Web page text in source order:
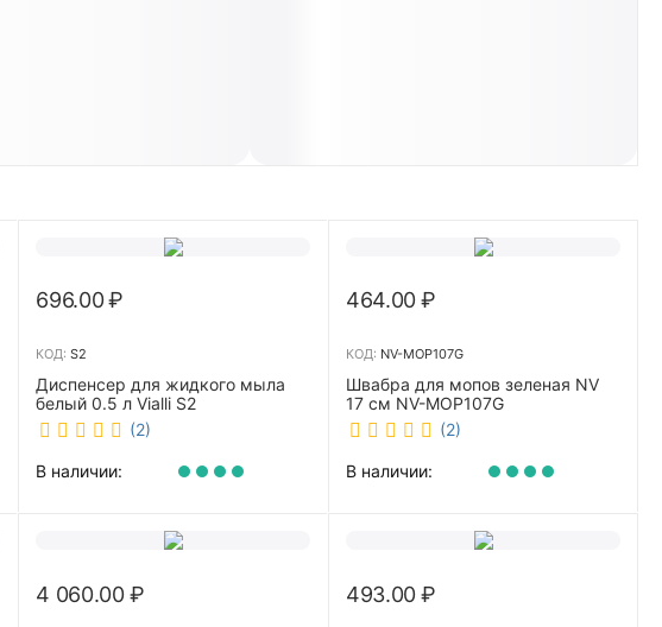
696.00₽
КОД: S2
Диспенсер для жидкого мыла
белый 0.5 л Vialli S2
(2)
В наличии:
464.00₽
КОД: NV-MOP107G
Швабра для мопов зеленая NV
17 см NV-MOP107G
(2)
В наличии:
4 060.00 ₽ 493.00₽